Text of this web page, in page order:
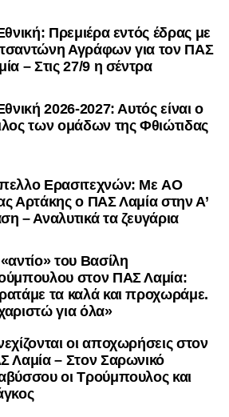
Πρεμιέρα εντός έδρας με
Αγράφων για τον ΠΑΣ
– Στις 27/9 η σέντρα
2026-2027: Αυτός είναι ο
των ομάδων της Φθιώτιδας
Ερασιτεχνών: Με AO
Αρτάκης ο ΠΑΣ Λαμία στην Α’
– Αναλυτικά τα ζευγάρια
του Βασίλη
στον ΠΑΣ Λαμία:
τα καλά και προχωράμε.
για όλα»
οι αποχωρήσεις στον
Λαμία – Στον Σαρωνικό
οι Τρούμπουλος και